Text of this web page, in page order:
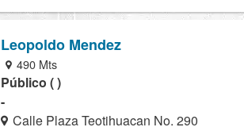
Leopoldo Mendez
490 Mts
Público ( )
-
Calle Plaza Teotihuacan No. 290